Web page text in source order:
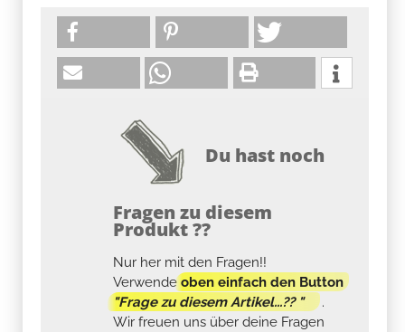
Du hast noch
Fragen zu diesem
Produkt ??
Nur her mit den Fragen!!
Verwendeoben einfach den Button
"Frage zu diesem Artikel...?? "
.
Wir freuen uns über deine Fragen